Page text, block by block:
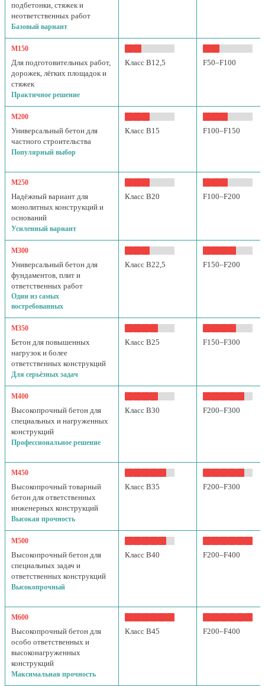
подбетонки, стяжек и
неответственных работ
Базовый вариант
М150
Для подготовительных работ,
дорожек, лёгких площадок и
стяжек
Практичное решение
Класс B12,5 F50–F100
М200
Универсальный бетон для
частного строительства
Популярный выбор
Класс B15 F100–F150
М250
Надёжный вариант для
монолитных конструкций и
оснований
Усиленный вариант
Класс B20 F100–F200
М300
Универсальный бетон для
фундаментов, плит и
ответственных работ
Один из самых
востребованных
Класс B22,5 F150–F200
М350
Бетон для повышенных
нагрузок и более
ответственных конструкций
Для серьёзных задач
Класс B25 F150–F300
М400
Высокопрочный бетон для
специальных и нагруженных
конструкций
Профессиональное решение
Класс B30 F200–F300
М450
Высокопрочный товарный
бетон для ответственных
инженерных конструкций
Высокая прочность
Класс B35 F200–F300
М500
Высокопрочный бетон для
специальных задач и
ответственных конструкций
Высокопрочный
Класс B40 F200–F400
М600
Высокопрочный бетон для
особо ответственных и
высоконагруженных
конструкций
Максимальная прочность
Класс B45 F200–F400